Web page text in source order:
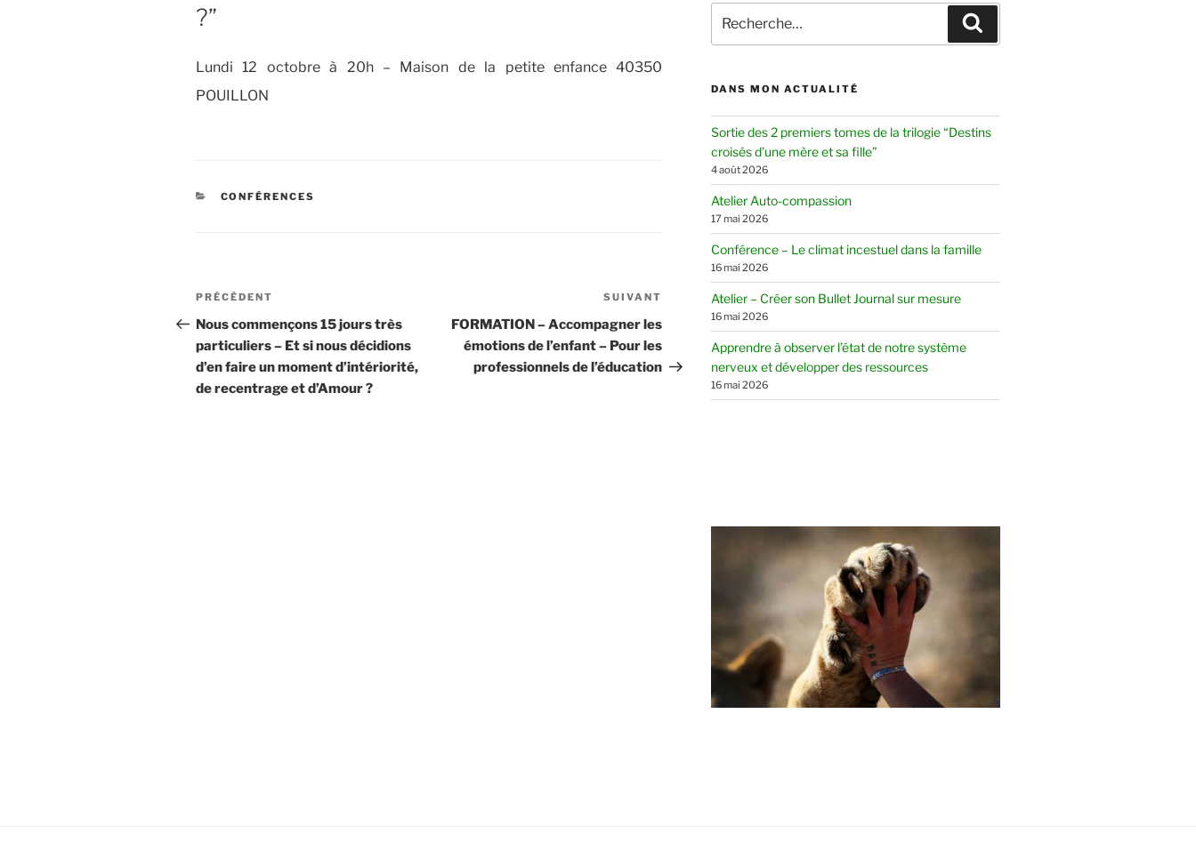
?”
Lundi 12 octobre à 20h – Maison de la petite enfance 40350
POUILLON
CATÉGORIES
CONFÉRENCES
Navigation
de
l’article
Article
précédent
PRÉCÉDENT
Nous commençons 15 jours très
particuliers – Et si nous décidions
d’en faire un moment d’intériorité,
de recentrage et d’Amour ?
suivant
SUIVANT
FORMATION – Accompagner les
émotions de l’enfant – Pour les
professionnels de l’éducation
pour
:
DANS MON ACTUALITÉ
Sortie des 2 premiers tomes de la trilogie “Destins
croisés d’une mère et sa fille”
4 août 2026
Atelier Auto-compassion
17 mai 2026
Conférence – Le climat incestuel dans la famille
16 mai 2026
Atelier – Créer son Bullet Journal sur mesure
16 mai 2026
Apprendre à observer l’état de notre système
nerveux et développer des ressources
16 mai 2026